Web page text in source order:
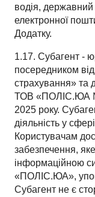
водія,
електронної
Додатку.
1.17. Субагент -
посередником
страхування» та
ТОВ «ПОЛІС.ЮА №
2025 року.
діяльність у
Користувачам
забезпечення,
інформаційною
«ПОЛІС.ЮА»,
Субагент не є